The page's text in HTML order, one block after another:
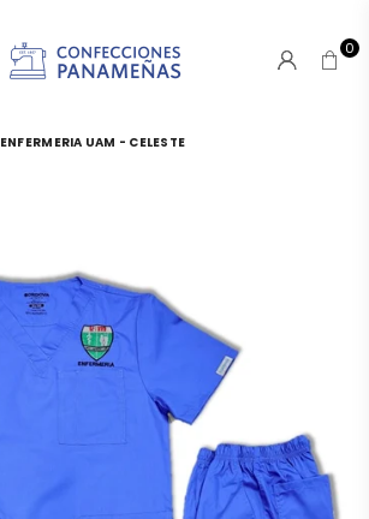
0
UAM - CELESTE